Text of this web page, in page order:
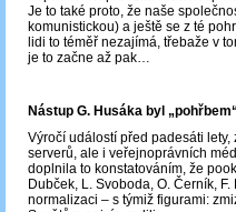
Je to také proto, že naše
komunistickou) a ještě se z té
lidi to téměř nezajímá, třebaže v
je to začne až pak…
Nástup G. Husáka byl
Výročí událostí před padesáti
serverů, ale i veřejnoprávních
doplnila to konstatováním, že
Dubček, L. Svoboda, O. Černík,
normalizaci – s týmiž figurami: